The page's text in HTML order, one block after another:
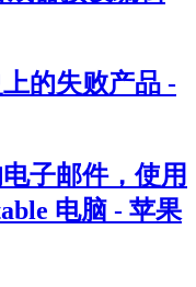
的失败产品 -
子邮件，使用
电脑 - 苹果